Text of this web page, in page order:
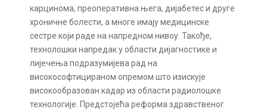
карцинома, преоперативна њега, дијабетес и друге
хроничне болести, а многе имају медицинске
сестре који раде на напредном нивоу. Такође,
технолошки напредак у области дијагностике и
лијечења подразумијева рад на
високософтицираном опремом што изискује
високообразован кадар из области радиолошке
технологије. Предстојећа реформа здравственог